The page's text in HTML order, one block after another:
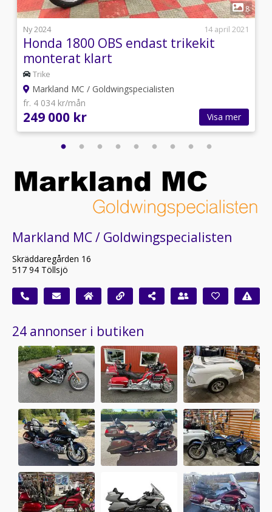
1
8
Ny 2024
14 april 2021
Honda 1800 OBS endast trikekit
monterat klart
Trike
Markland MC / Goldwingspecialisten
fr. 4 034 kr/mån
249 000 kr Visa mer
Markland MC / Goldwingspecialisten
Skräddaregården 16
517 94 Töllsjö
24 annonser i butiken